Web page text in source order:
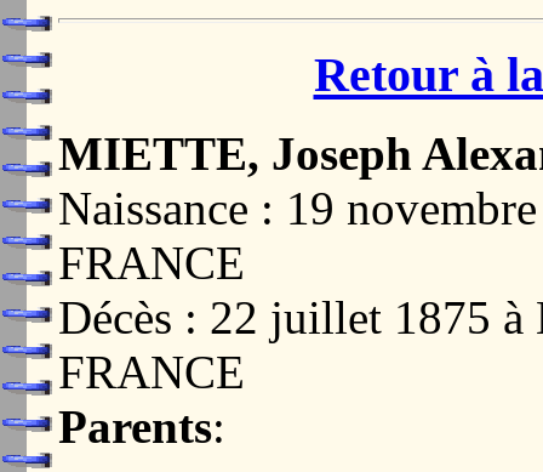
Retour à
MIETTE, Joseph
Naissance : 19
FRANCE
Décès : 22 juillet 1875
FRANCE
Parents: